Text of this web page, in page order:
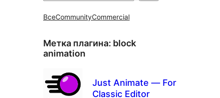
ВсеCommunityCommercial
Метка плагина: block
animation
Just Animate — For
Classic Editor